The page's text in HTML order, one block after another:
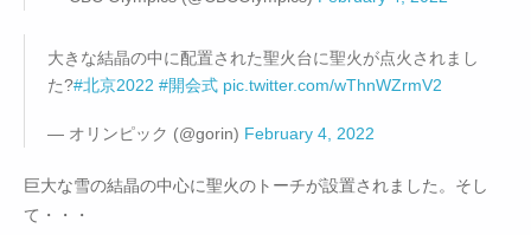
大きな結晶の中に配置された聖火台に聖火が点火されまし
た?#北京2022 #開会式 pic.twitter.com/wThnWZrmV2
— オリンピック (@gorin) February 4, 2022
巨大な雪の結晶の中心に聖火のトーチが設置されました。そし
て・・・